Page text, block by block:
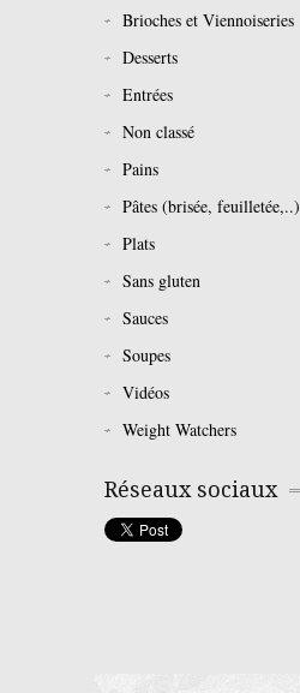
Brioches et Viennoiseries
Desserts
Entrées
Non classé
Pains
Pâtes (brisée, feuilletée,..)
Plats
Sans gluten
Sauces
Soupes
Vidéos
Weight Watchers
Réseaux sociaux